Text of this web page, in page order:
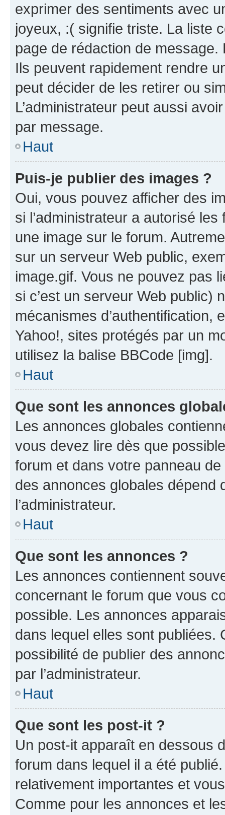
exprimer des sentiments avec
joyeux, :( signifie triste. La liste
page de rédaction de
Ils peuvent rapidement rendre
peut décider de les retirer ou
L’administrateur peut aussi
par message.
Haut
Puis-je publier des images ?
Oui, vous pouvez afficher des
si l’administrateur a autorisé
une image sur le forum.
sur un serveur Web public,
image.gif. Vous ne pouvez pas
si c’est un serveur Web public)
mécanismes d’authentification,
Yahoo!, sites protégés par un
utilisez la balise BBCode [img].
Haut
Que sont les annonces
Les annonces globales
vous devez lire dès que
forum et dans votre panneau
des annonces globales dépend
l’administrateur.
Haut
Que sont les annonces ?
Les annonces contiennent
concernant le forum que vous
possible. Les annonces
dans lequel elles sont publiées.
possibilité de publier des
par l’administrateur.
Haut
Que sont les post-it ?
Un post-it apparaît en dessous
forum dans lequel il a été
relativement importantes et
Comme pour les annonces et